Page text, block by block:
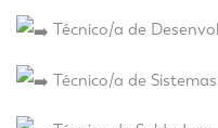
Técnico/a de
Técnico/a de